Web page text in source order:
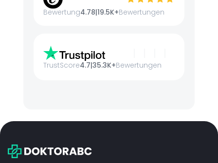
Bewertung4.78|19.5K+Bewertungen
TrustScore4.7|35.3K+Bewertungen